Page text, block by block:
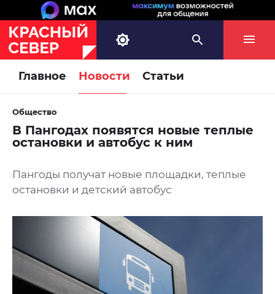
Главное Новости Статьи
Общество
В Пангодах появятся новые теплые
остановки и автобус к ним
Пангоды получат новые площадки, теплые
остановки и детский автобус